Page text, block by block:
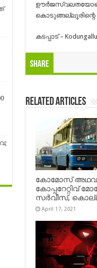
ഊർജസ്വലതയോടെ
കൊടുങ്ങല്ലൂരിന്റെ
കടപ്പാട് –
Share
Related Articles
കോമോസ്
കോപ്പറേറ്റിവ്
സര്‍വീസ്,
April 17, 2021